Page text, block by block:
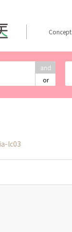
and
or
Concept
lc03